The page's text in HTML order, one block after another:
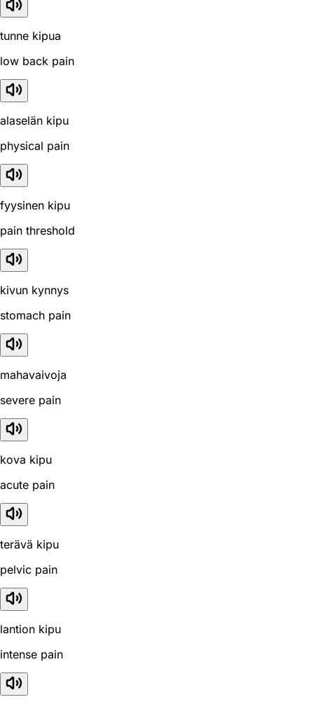
tunne kipua
low back pain
alaselän kipu
physical pain
fyysinen kipu
pain threshold
kivun kynnys
stomach pain
mahavaivoja
severe pain
kova kipu
acute pain
terävä kipu
pelvic pain
lantion kipu
intense pain